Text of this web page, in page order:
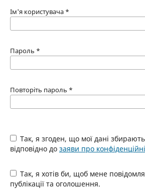
Ім'я користувача *
Пароль *
Повторіть пароль *
Так, я згоден, що мої дані збираються і зберігаються
відповідно до заяви про
Так, я хотів би, щоб мене повідомляли про нові
публікації та оголошення.